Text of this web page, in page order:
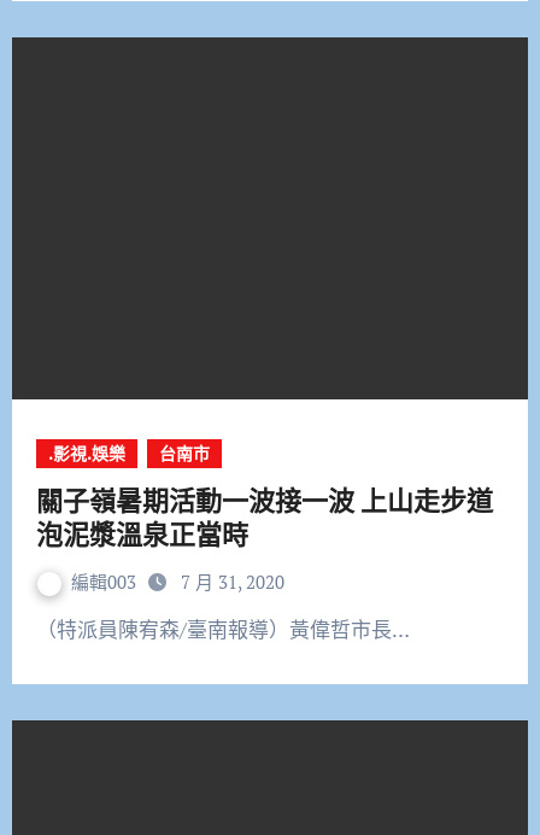
.影視.娛樂 台南市
關子嶺暑期活動一波接一波 上山走步道
泡泥漿溫泉正當時
編輯003 7 月 31, 2020
（特派員陳宥森/臺南報導）黃偉哲市長…